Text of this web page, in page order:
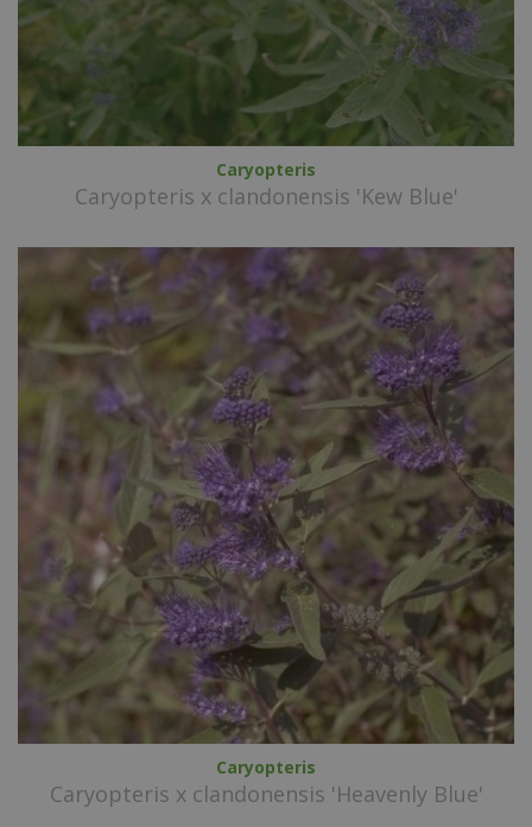
Caryopteris
Caryopteris x clandonensis 'Kew Blue'
Caryopteris
Caryopteris x clandonensis 'Heavenly Blue'